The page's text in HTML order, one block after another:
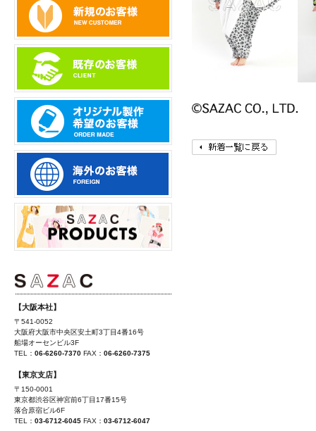
【大阪本社】
〒541-0052
大阪府大阪市中央区安土町3丁目4番16号
船場オーセンビル3F
TEL： 06-6260-7370 FAX： 06-6260-7375
【東京支店】
〒150-0001
東京都渋谷区神宮前6丁目17番15号
落合原宿ビル6F
TEL： 03-6712-6045 FAX： 03-6712-6047